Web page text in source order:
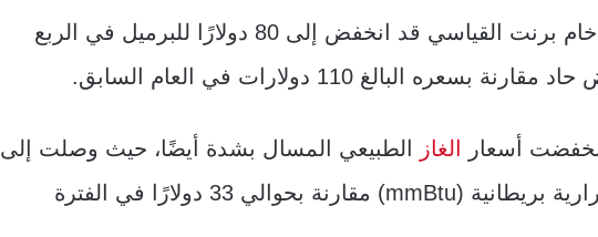
ومن الملاحظ أن متوسط أسعار خام برنت القياسي قد انخفض إلى 80 دولارًا للبرميل في الربع
أسعار الغاز
الطبيعي المسال بشدة أيضًا، حيث وصلت إلى
11.75 دولارًا لكل مليون وحدة حرارية بريطانية (mmBtu) مقارنة بحوالي 33 دولارًا في الفترة